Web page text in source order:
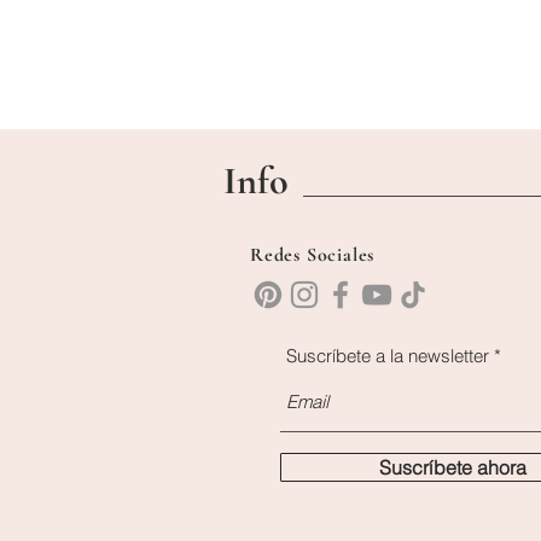
Info
Redes Sociales
Suscríbete a la newsletter
Suscríbete ahora